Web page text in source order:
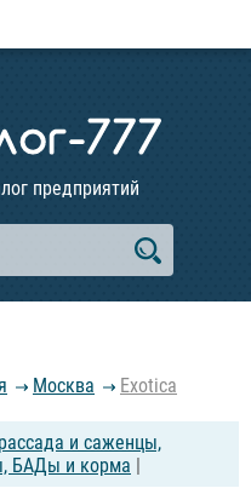
предприятий
Москва Exotica
и саженцы,
БАДы и корма |